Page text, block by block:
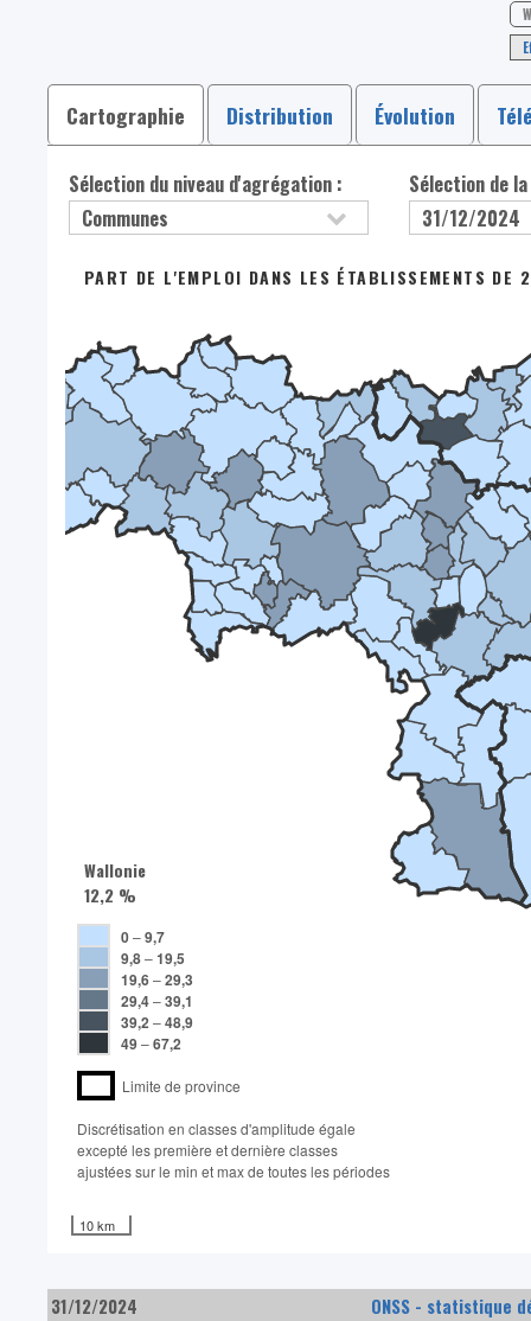
Cartographie Distribution Évolution
Sélection du niveau d'agrégation : Sélection de
PART DE L'EMPLOI DANS LES ÉTABLISSEMENTS
Wallonie
12,2 %
0–9,7
9,8–19,5
19,6–29,3
29,4–39,1
39,2 –48,9
49–67,2
Limite de province
Discrétisation en classes d'amplitude égale​
excepté les première et dernière classes
ajustées sur le min et max de toutes les périodes
10 km
31/12/2024 ONSS - statistique